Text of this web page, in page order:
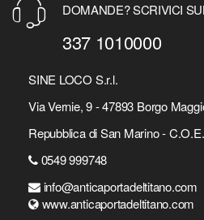
DOMANDE? SCRIVICI
337 1010000
SINE LOCO S.r.l.
Via Vernie, 9 - 47893 Borgo
Repubblica di San Marino -
0549 999748
info@anticaportadeltitano.com
www.anticaportadeltitano.com